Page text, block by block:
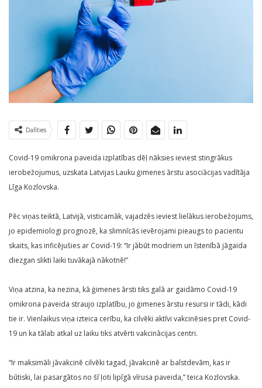
Dalīties
Covid-19 omikrona paveida izplatības dēļ nāksies ieviest stingrākus
ierobežojumus, uzskata Latvijas Lauku ģimenes ārstu asociācijas vadītāja
Līga Kozlovska.
Pēc viņas teiktā, Latvijā, visticamāk, vajadzēs ieviest lielākus ierobežojums,
jo epidemiologi prognozē, ka slimnīcās ievērojami pieaugs to pacientu
skaits, kas inficējušies ar Covid-19: “Ir jābūt modriem un īstenībā jāgaida
diezgan slikti laiki tuvākajā nākotnē!”
Viņa atzina, ka nezina, kā ģimenes ārsti tiks galā ar gaidāmo Covid-19
omikrona paveida straujo izplatību, jo ģimenes ārstu resursi ir tādi, kādi
tie ir. Vienlaikus viņa izteica cerību, ka cilvēki aktīvi vakcinēsies pret Covid-
19 un ka tālab atkal uz laiku tiks atvērti vakcinācijas centri.
“Ir maksimāli jāvakcinē cilvēki tagad, jāvakcinē ar balstdevām, kas ir
būtiski, lai pasargātos no šī ļoti lipīgā vīrusa paveida,” teica Kozlovska.